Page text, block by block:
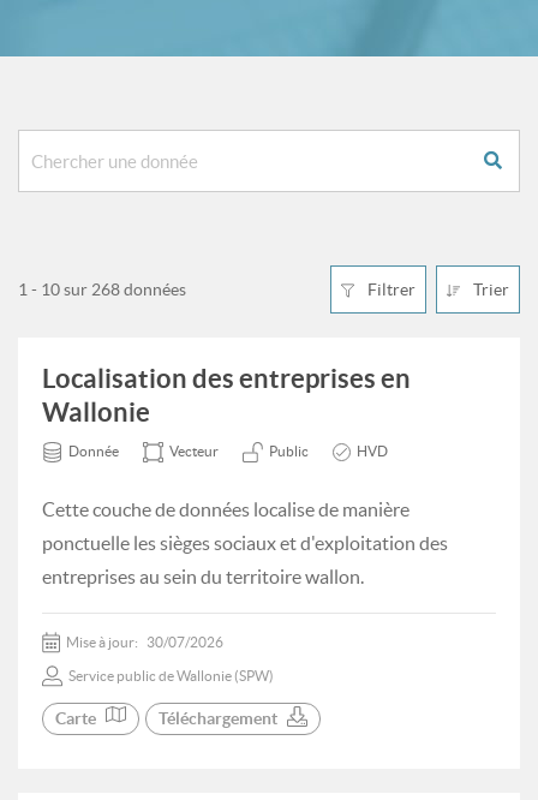
Filtrer Trier
1 - 10 sur 268 données
Localisation des entreprises en
Wallonie
Donnée Vecteur Public HVD
Cette couche de données localise de manière
ponctuelle les sièges sociaux et d'exploitation des
entreprises au sein du territoire wallon.
Mise à jour: 30/07/2026
Service public de Wallonie (SPW)
Carte Téléchargement